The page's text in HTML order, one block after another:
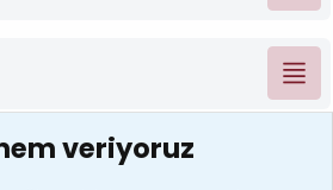
veriyoruz